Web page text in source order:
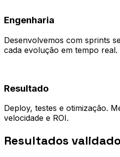
Engenharia
Desenvolvemos com sprints
cada evolução em tempo real.
Resultado
Deploy, testes e otimização.
velocidade e ROI.
Resultados